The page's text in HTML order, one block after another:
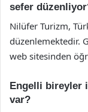
sefer
Nilüfer Turizm,
düzenlemektedir.
web sitesinden
Engelli bireyler
var?